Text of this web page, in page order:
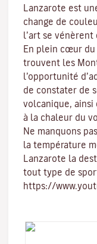
Lanzarote est
change de
l’art se vénèrent
En plein cœur du
trouvent les
l’opportunité
de constater de
volcanique, ainsi
à la chaleur du
Ne manquons
la température
Lanzarote la
tout type de
https://